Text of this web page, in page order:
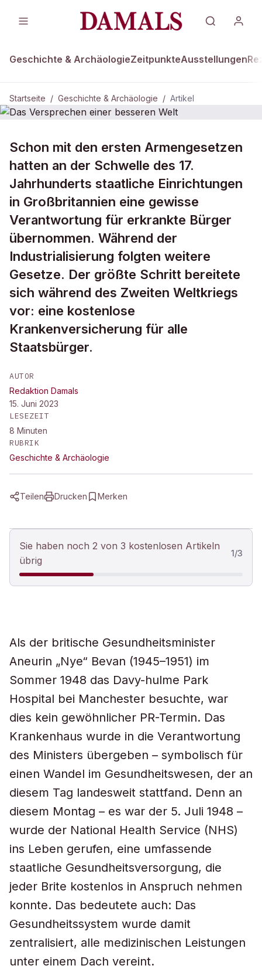
Geschichte & ArchäologieZeitpunkteAusstellungen
Startseite / Geschichte & Archäologie / Artikel
DAMALS Plus GESCHICHTE & ARCHÄOLOGIE
Das Versprechen einer besseren
Welt
Schon mit den ersten Armengesetzen
hatten an der Schwelle des 17.
Jahrhunderts staatliche Einrichtungen
in Großbritannien eine gewisse
Verantwortung für erkrankte Bürger
übernommen. Während der
Industrialisierung folgten weitere
Gesetze. Der größte Schritt bereitete
sich während des Zweiten Weltkriegs
vor: eine kostenlose
Krankenversicherung für alle
Staatsbürger.
AUTOR
Redaktion Damals
15. Juni 2023
LESEZEIT
8 Minuten
RUBRIK
Geschichte & Archäologie
Teilen Drucken Merken
Sie haben noch 2 von 3 kostenlosen Artikeln
übrig
1/3
Als der britische Gesundheitsminister
Aneurin „Nye“ Bevan (1945–1951) im
Sommer 1948 das Davy-hulme Park
Hospital bei Manchester besuchte, war
dies kein gewöhnlicher PR-Termin. Das
Krankenhaus wurde in die Verantwortung
des Ministers übergeben – symbolisch für
einen Wandel im Gesundheitswesen, der an
diesem Tag landesweit stattfand. Denn an
diesem Montag – es war der 5. Juli 1948 –
wurde der National Health Service (NHS)
ins Leben gerufen, eine umfassende
staatliche Gesundheitsversorgung, die
jeder Brite kostenlos in Anspruch nehmen
konnte. Das bedeutete auch: Das
Gesundheitssystem wurde damit
zentralisiert, alle medizinischen Leistungen
unter einem Dach vereint.